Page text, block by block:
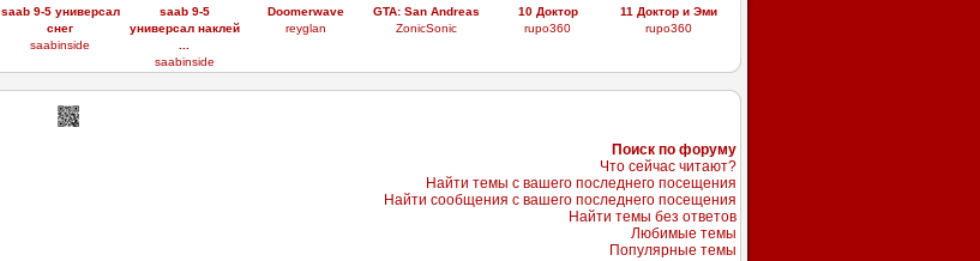
saab 9-5 универсал
снег
saabinside
saab 9-5
универсал наклей
saabinside
Doomerwave
reyglan
GTA: San Andreas
ZonicSonic
10 Доктор
rupo360
11 Доктор и Эми
rupo360
Поиск по форуму
Что сейчас читают?
Найти темы с вашего последнего посещения
Найти сообщения с вашего последнего посещения
Найти темы без ответов
Любимые темы
Популярные темы